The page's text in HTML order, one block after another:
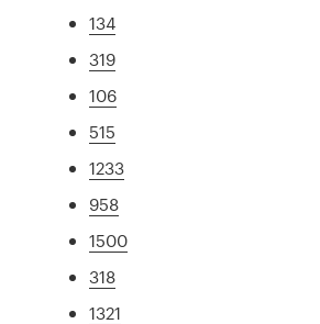
134
319
106
515
1233
958
1500
318
1321